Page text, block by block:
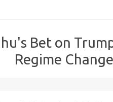
Bet on
Regime